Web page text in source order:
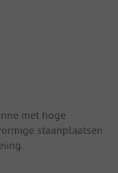
met hoge
staanplaatsen